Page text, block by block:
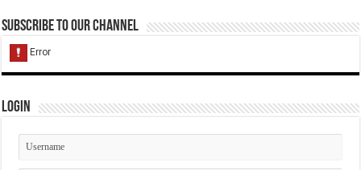
Subscribe to our Channel
Login